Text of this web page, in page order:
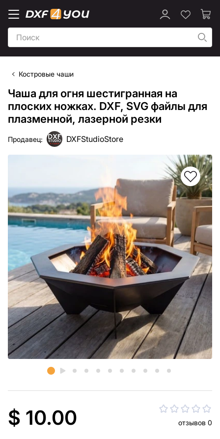
Костровые чаши
Чаша для огня шестигранная на
плоских ножках. DXF, SVG файлы для
плазменной, лазерной резки
Продавец: DXFStudioStore
$ 10.00 отзывов 0